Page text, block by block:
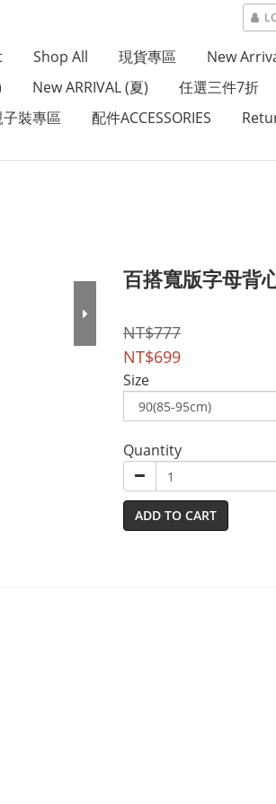
Shop All 現貨專區 New
New ARRIVAL (夏) 任選三件7折
子裝專區
配件ACCESSORIES
百搭寬版字母背
NT$777
NT$699
Size
Quantity
ADD TO CART